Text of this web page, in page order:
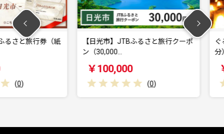
行券（紙
【日光市】JTBふるさと旅行クーポ
ン（30,000…
￥100,000
(0)
ぐるり日
￥